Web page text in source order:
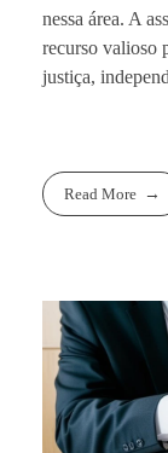
nessa área. A
recurso valioso
justiça,
Read More